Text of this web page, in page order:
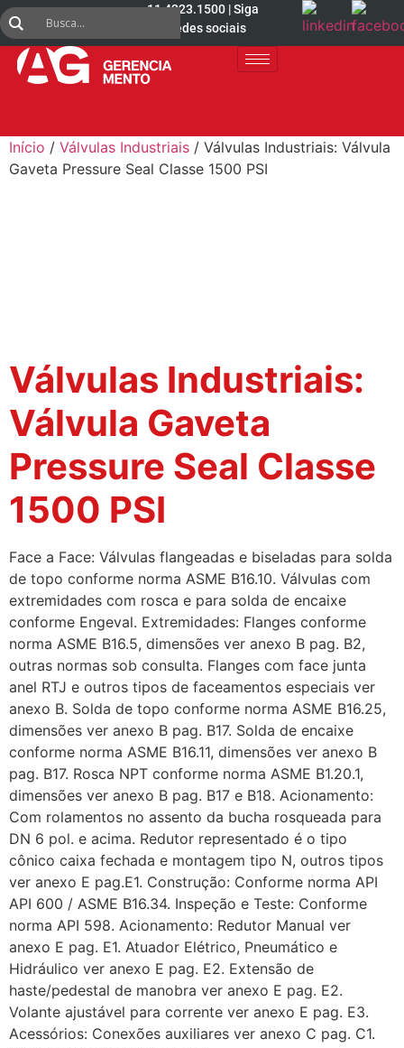
11 4223.1500 | Siga
nas redes sociais
Início / Válvulas Industriais / Válvulas Industriais: Válvula
Gaveta Pressure Seal Classe 1500 PSI
Válvulas Industriais:
Válvula Gaveta
Pressure Seal Classe
1500 PSI
Face a Face: Válvulas flangeadas e biseladas para solda
de topo conforme norma ASME B16.10. Válvulas com
extremidades com rosca e para solda de encaixe
conforme Engeval. Extremidades: Flanges conforme
norma ASME B16.5, dimensões ver anexo B pag. B2,
outras normas sob consulta. Flanges com face junta
anel RTJ e outros tipos de faceamentos especiais ver
anexo B. Solda de topo conforme norma ASME B16.25,
dimensões ver anexo B pag. B17. Solda de encaixe
conforme norma ASME B16.11, dimensões ver anexo B
pag. B17. Rosca NPT conforme norma ASME B1.20.1,
dimensões ver anexo B pag. B17 e B18. Acionamento:
Com rolamentos no assento da bucha rosqueada para
DN 6 pol. e acima. Redutor representado é o tipo
cônico caixa fechada e montagem tipo N, outros tipos
ver anexo E pag.E1. Construção: Conforme norma API
API 600 / ASME B16.34. Inspeção e Teste: Conforme
norma API 598. Acionamento: Redutor Manual ver
anexo E pag. E1. Atuador Elétrico, Pneumático e
Hidráulico ver anexo E pag. E2. Extensão de
haste/pedestal de manobra ver anexo E pag. E2.
Volante ajustável para corrente ver anexo E pag. E3.
Acessórios: Conexões auxiliares ver anexo C pag. C1.